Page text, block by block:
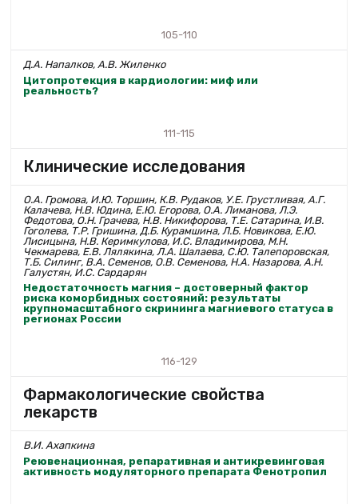
105-110
Д.А. Напалков, А.В. Жиленко
Цитопротекция в кардиологии: миф или
реальность?
111-115
Клинические исследования
О.А. Громова, И.Ю. Торшин, К.В. Рудаков, У.Е. Грустливая, А.Г.
Калачева, Н.В. Юдина, Е.Ю. Егорова, О.А. Лиманова, Л.Э.
Федотова, О.Н. Грачева, Н.В. Никифорова, Т.Е. Сатарина, И.В.
Гоголева, Т.Р. Гришина, Д.Б. Курамшина, Л.Б. Новикова, Е.Ю.
Лисицына, Н.В. Керимкулова, И.С. Владимирова, М.Н.
Чекмарева, Е.В. Лялякина, Л.А. Шалаева, С.Ю. Талепоровская,
Т.Б. Силинг, В.А. Семенов, О.В. Семенова, Н.А. Назарова, А.Н.
Галустян, И.С. Сардарян
Недостаточность магния – достоверный фактор
риска коморбидных состояний: результаты
крупномасштабного скрининга магниевого статуса в
регионах России
116-129
Фармакологические свойства
лекарств
В.И. Ахапкина
Реювенационная, репаративная и антикревинговая
активность модуляторного препарата Фенотропил